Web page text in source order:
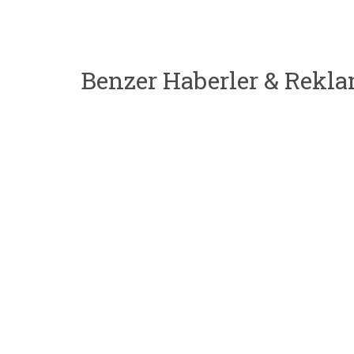
Benzer Haberler &